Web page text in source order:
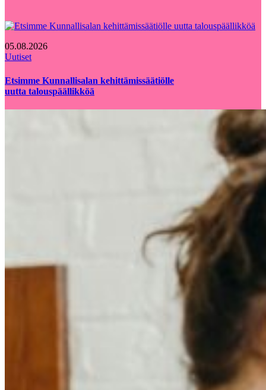
05.08.2026
Uutiset
Etsimme Kunnallisalan kehittämissäätiölle
uutta talouspäällikköä